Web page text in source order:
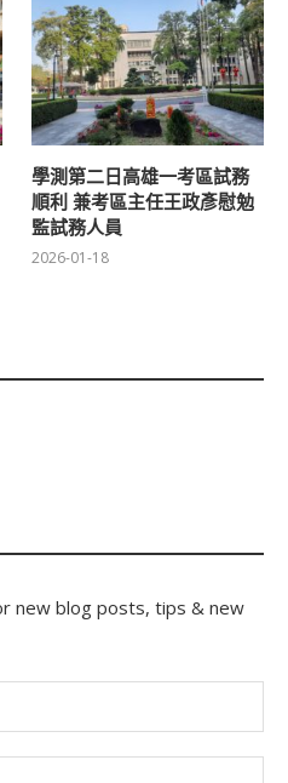
學測第二日高雄一考區試務
順利 兼考區主任王政彥慰勉
監試務人員
2026-01-18
new blog posts, tips & new